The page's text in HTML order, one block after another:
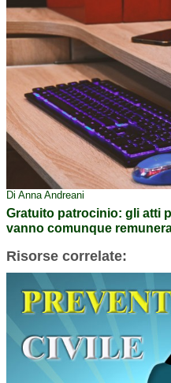
Di Anna Andreani
Gratuito patrocinio: gli atti
vanno comunque
Risorse correlate: